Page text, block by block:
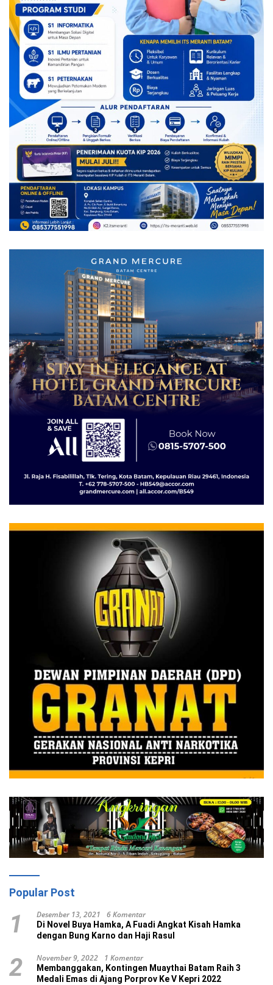
Popular Post
1 Desember 13, 2021 6 Komentar
Di Novel Buya Hamka, A Fuadi Angkat Kisah Hamka
dengan Bung Karno dan Haji Rasul
2 November 9, 2022 1 Komentar
Membanggakan, Kontingen Muaythai Batam Raih 3
Medali Emas di Ajang Porprov Ke V Kepri 2022